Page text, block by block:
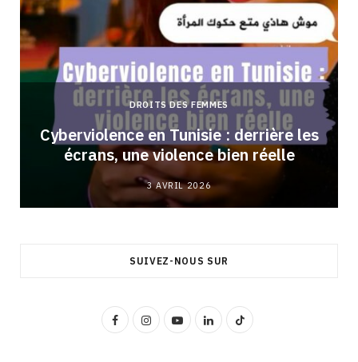
DROITS DES FEMMES
Cyberviolence en Tunisie : derrière les
écrans, une violence bien réelle
3 AVRIL 2026
SUIVEZ-NOUS SUR
F
I
Y
L
T